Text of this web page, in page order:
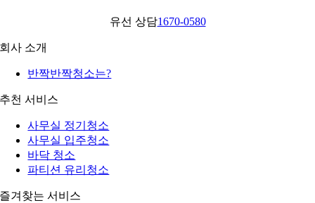
유선 상담1670-0580
회사 소개
반짝반짝청소는?
추천 서비스
사무실 정기청소
사무실 입주청소
바닥 청소
파티션 유리청소
즐겨찾는 서비스